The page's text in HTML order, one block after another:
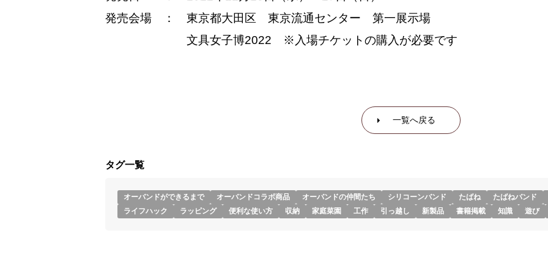
発売会場 ： 東京都大田区 東京流通センター 第一展示場
文具女子博2022 ※入場チケットの購入が必要です
一覧へ戻る
タグ一覧
オーバンドができるまで オーバンドコラボ商品 オーバンドの仲間たち シリコーンバンド たばね たばねバンド
ライフハック
ラッピング 便利な使い方 収納 家庭菜園 工作 引っ越し 新製品 書籍掲載 知識 遊び